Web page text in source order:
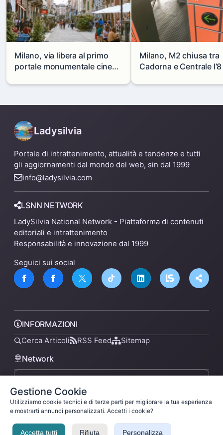
Milano, via libera al primo
portale monumentale cinese
Milano, M2 chiusa tra
Cadorna e Centrale
alternative
Gestione Cookie
Utilizziamo cookie tecnici e di terze parti per migliorare la tua esperienza
e mostrarti annunci personalizzati. Accetti i cookie?
Accetta tutti Rifiuta Personalizza
Ladysilvia
Portale di intrattenimento, attualità e tendenze e tutti
gli aggiornamenti dal mondo del web, sin dal 1999
info@ladysilvia.com
LSNN NETWORK
LadySilvia National Network - Piattaforma di contenuti
editoriali e intrattenimento
Responsabilità e innovazione dal 1999
Seguici sui social
INFORMAZIONI
Cerca Articoli RSS Feed Sitemap
Network
lsnn.net
Privacy PolicyTermini di ServizioLicenza